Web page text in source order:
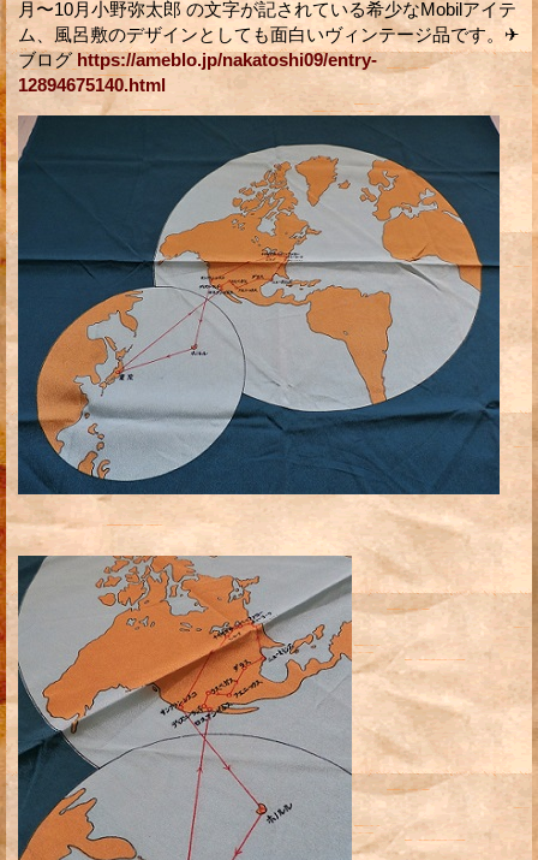
月〜10月小野弥太郎 の文字が記されている希少なMobilアイテ
ム、風呂敷のデザインとしても面白いヴィンテージ品です。✈
ブログ https://ameblo.jp/nakatoshi09/entry-
12894675140.html